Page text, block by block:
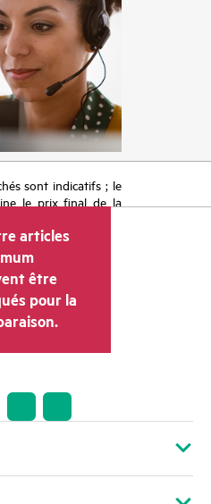
sont indicatifs ; le
le prix final de la
les taxes sur la vente
Le prix de la
par le revendeur
à d’autres
indicatif affiché.
inclure des
limitées dans le
le droit d’ajuster
pour diverses
la disponibilité
et des erreurs
articles
être
pour la